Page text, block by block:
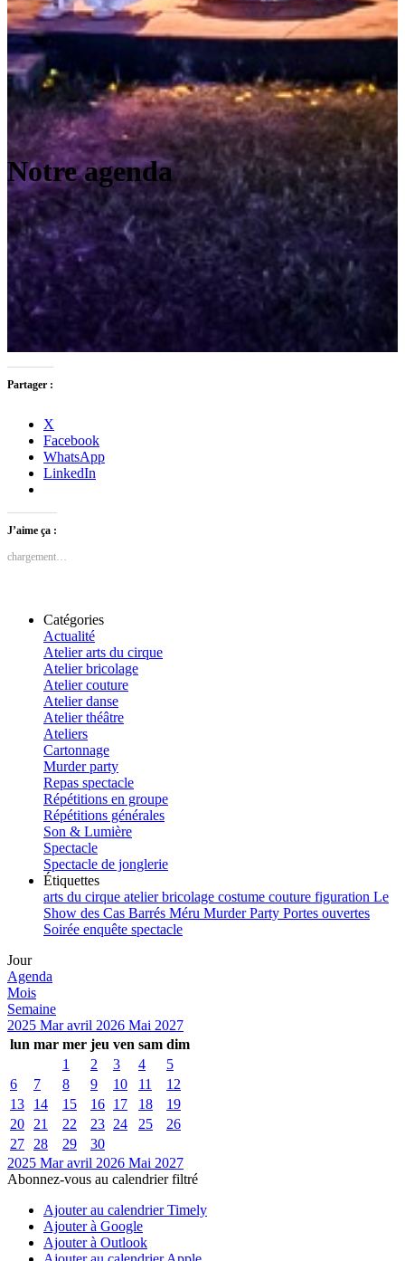
Notre agenda
Partager :
X
Facebook
WhatsApp
LinkedIn
J’aime ça :
chargement…
Catégories
Actualité
Atelier arts du cirque
Atelier bricolage
Atelier couture
Atelier danse
Atelier théâtre
Ateliers
Cartonnage
Murder party
Repas spectacle
Répétitions en groupe
Répétitions générales
Son & Lumière
Spectacle
Spectacle de jonglerie
Étiquettes
arts du cirque atelierbricolage costume couture figuration Le
Show des Cas Barrés Méru Murder Party Portes ouvertes
Soirée enquête spectacle
Jour
Agenda
Mois
Semaine
2025 Maravril 2026 Mai 2027
lun mar mer jeu ven sam dim
1
2 3 4
5
6
7 8 9 10 11
12
13
14 15 16 17 18
19
20
21 22 23 24 25
26
27
28 29
30
2025 Maravril 2026 Mai 2027
Abonnez-vous au calendrier filtré
Ajouter au calendrier Timely
Ajouter à Google
Ajouter à Outlook